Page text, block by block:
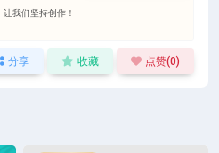
我们坚持创作！
分享 收藏 点赞(0)